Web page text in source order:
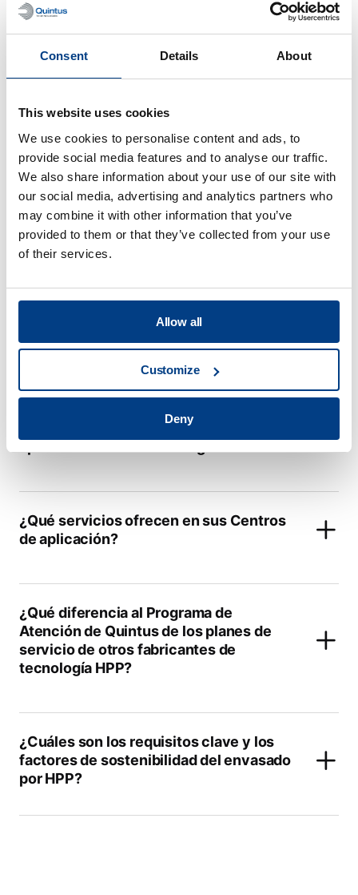
Consent Details About
This website uses cookies
We use cookies to personalise content and ads, to
provide social media features and to analyse our traffic.
We also share information about your use of our site with
our social media, advertising and analytics partners who
may combine it with other information that you’ve
provided to them or that they’ve collected from your use
of their services.
Allow all
Customize
Deny
Este no es un proceso continuo; ¿podrá
soportar la producción de baterías de
iones de litio de última generación?
Procesado de
alimentos
¿Cuáles son los beneficios de la
presión?
¿Cuáles son las principales
¿Qué servicios ofrecen en sus Centros
de aplicación?
¿Qué diferencia al Programa de
Atención de Quintus de los planes de
servicio de otros fabricantes de
tecnología HPP?
¿Cuáles son los requisitos clave y los
factores de sostenibilidad del envasado
por HPP?